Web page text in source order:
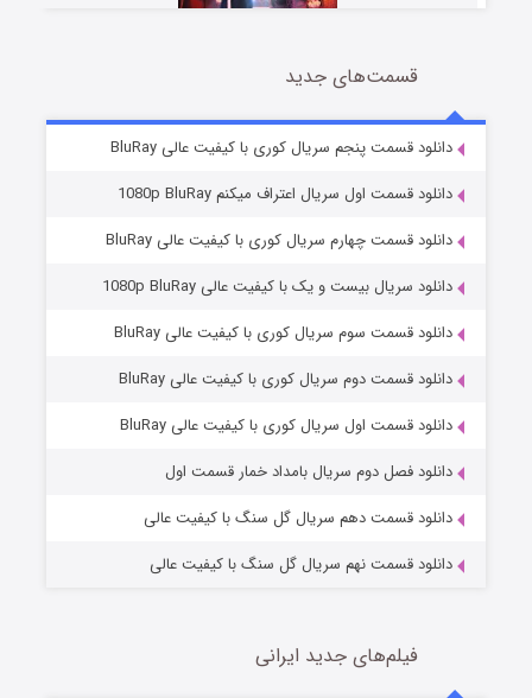
سریال زشت
قسمت2 (زیرنویس) منتشر شد
مردگان متحرک: شهر مرده ۳
قسمت2 (زیرنویس) منتشر شد
قسمت‌های جدید
دانلود قسمت پنجم سریال کوری با کیفیت عالی BluRay
دانلود قسمت اول سریال اعتراف میکنم 1080p BluRay
دانلود قسمت چهارم سریال کوری با کیفیت عالی BluRay
دانلود سریال بیست و یک با کیفیت عالی 1080p BluRay
دانلود قسمت سوم سریال کوری با کیفیت عالی BluRay
دانلود قسمت دوم سریال کوری با کیفیت عالی BluRay
دانلود قسمت اول سریال کوری با کیفیت عالی BluRay
دانلود فصل دوم سریال بامداد خمار قسمت اول
دانلود قسمت دهم سریال گل سنگ با کیفیت عالی
دانلود قسمت نهم سریال گل سنگ با کیفیت عالی
فیلم‌های جدید ایرانی